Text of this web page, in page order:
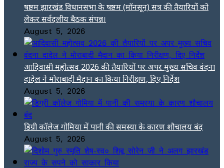
षष्ठम झारखंड विधानसभा के षष्ठम (मॉनसून) सत्र की तैयारियों को
लेकर सर्वदलीय बैठक संपन्न।
August 5, 2026
आदिवासी महोत्सव 2026 की तैयारियों पर अपर मुख्य सचिव वंदना
दादेल ने मोराबादी मैदान का किया निरीक्षण, दिए निर्देश
August 5, 2026
डिग्री कॉलेज गोमिया में पानी की समस्या के कारण शौचालय बंद
August 5, 2026